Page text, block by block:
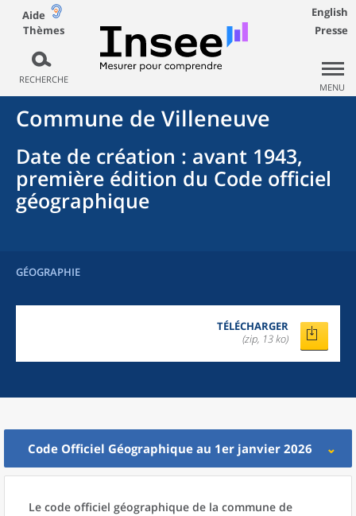
Aide
Thèmes
RECHERCHE
English
Presse
MENU
Commune de Villeneuve
Date de création : avant 1943,
première édition du Code officiel
géographique
GÉOGRAPHIE
TÉLÉCHARGER
(zip, 13 ko)
Code Officiel Géographique au 1er janvier 2026
Le code officiel géographique de la commune de